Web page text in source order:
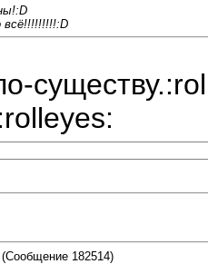
всё!!!!!!!!!:D
(Сообщение 182514)